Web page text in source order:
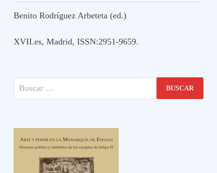
Benito Rodríguez Arbeteta (ed.)
XVII.es, Madrid, ISSN:2951-9659.
Buscar: